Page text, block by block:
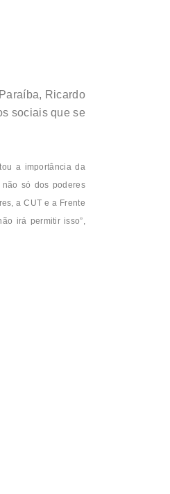
Ricardo
sociais que se
a importância da
só dos poderes
a CUT e a Frente
irá permitir isso”,